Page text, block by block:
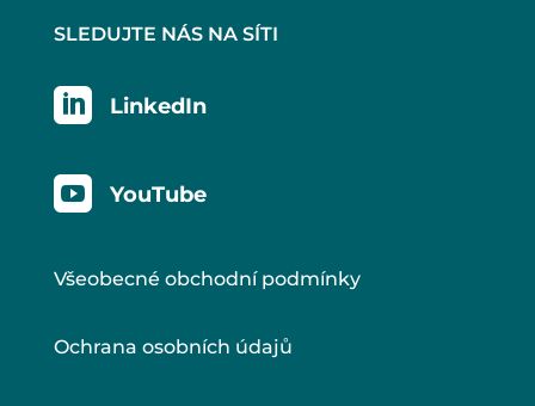
SLEDUJTE NÁS NA SÍTI
 LinkedIn
 YouTube
Všeobecné obchodní podmínky
Ochrana osobních údajů